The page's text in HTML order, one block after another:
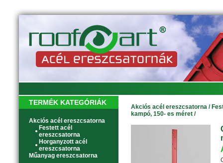
TERMÉK KATEGÓRIÁK
Akciós acél ereszcsatorna
Festett acél
ereszcsatorna
Horganyzott acél
ereszcsatorna
Műanyag ereszcsatorna
Akciós acél ereszcsatorna /
kampó, 150- es méret /